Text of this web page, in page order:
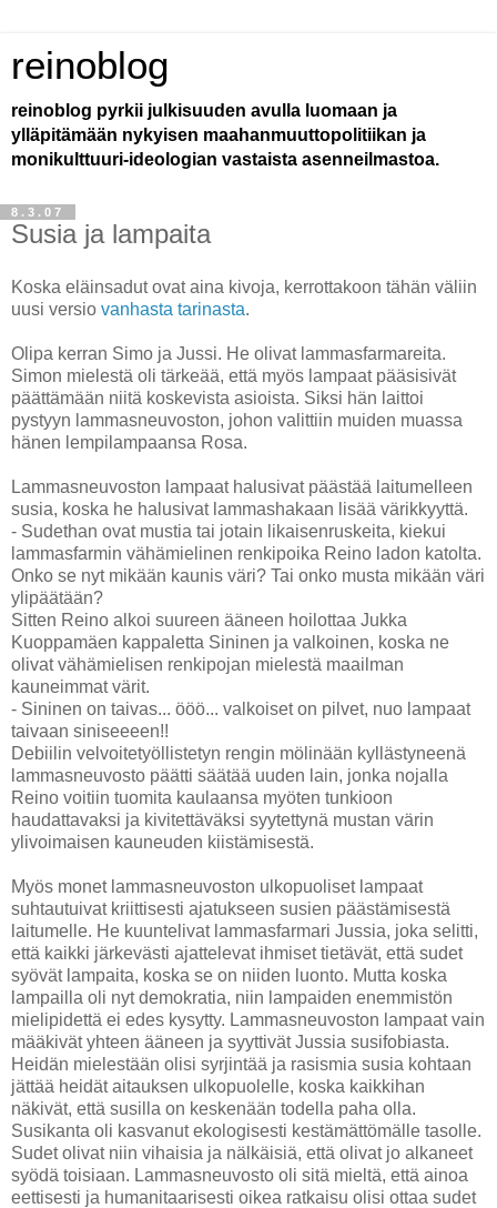
reinoblog
reinoblog pyrkii julkisuuden avulla luomaan ja
ylläpitämään nykyisen maahanmuuttopolitiikan ja
monikulttuuri-ideologian vastaista asenneilmastoa.
8.3.07
Susia ja lampaita
Koska eläinsadut ovat aina kivoja, kerrottakoon tähän väliin
uusi versio vanhasta tarinasta.
Olipa kerran Simo ja Jussi. He olivat lammasfarmareita.
Simon mielestä oli tärkeää, että myös lampaat pääsisivät
päättämään niitä koskevista asioista. Siksi hän laittoi
pystyyn lammasneuvoston, johon valittiin muiden muassa
hänen lempilampaansa Rosa.
Lammasneuvoston lampaat halusivat päästää laitumelleen
susia, koska he halusivat lammashakaan lisää värikkyyttä.
- Sudethan ovat mustia tai jotain likaisenruskeita, kiekui
lammasfarmin vähämielinen renkipoika Reino ladon katolta.
Onko se nyt mikään kaunis väri? Tai onko musta mikään väri
ylipäätään?
Sitten Reino alkoi suureen ääneen hoilottaa Jukka
Kuoppamäen kappaletta Sininen ja valkoinen, koska ne
olivat vähämielisen renkipojan mielestä maailman
kauneimmat värit.
- Sininen on taivas... ööö... valkoiset on pilvet, nuo lampaat
taivaan siniseeeen!!
Debiilin velvoitetyöllistetyn rengin mölinään kyllästyneenä
lammasneuvosto päätti säätää uuden lain, jonka nojalla
Reino voitiin tuomita kaulaansa myöten tunkioon
haudattavaksi ja kivitettäväksi syytettynä mustan värin
ylivoimaisen kauneuden kiistämisestä.
Myös monet lammasneuvoston ulkopuoliset lampaat
suhtautuivat kriittisesti ajatukseen susien päästämisestä
laitumelle. He kuuntelivat lammasfarmari Jussia, joka selitti,
että kaikki järkevästi ajattelevat ihmiset tietävät, että sudet
syövät lampaita, koska se on niiden luonto. Mutta koska
lampailla oli nyt demokratia, niin lampaiden enemmistön
mielipidettä ei edes kysytty. Lammasneuvoston lampaat vain
määkivät yhteen ääneen ja syyttivät Jussia susifobiasta.
Heidän mielestään olisi syrjintää ja rasismia susia kohtaan
jättää heidät aitauksen ulkopuolelle, koska kaikkihan
näkivät, että susilla on keskenään todella paha olla.
Susikanta oli kasvanut ekologisesti kestämättömälle tasolle.
Sudet olivat niin vihaisia ja nälkäisiä, että olivat jo alkaneet
syödä toisiaan. Lammasneuvosto oli sitä mieltä, että ainoa
eettisesti ja humanitaarisesti oikea ratkaisu olisi ottaa sudet